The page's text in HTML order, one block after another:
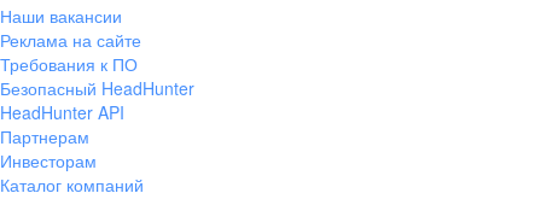
Наши вакансии
Реклама на сайте
Требования к ПО
Безопасный HeadHunter
HeadHunter API
Партнерам
Инвесторам
Каталог компаний